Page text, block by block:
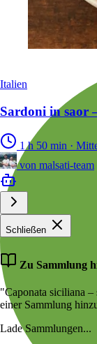
Italien
Sardoni in saor
1 h 50 min ·
von malsati-team
Schließen
Zu Sammlung
"Caponata siciliana –
einer Sammlung
Lade Sammlungen...